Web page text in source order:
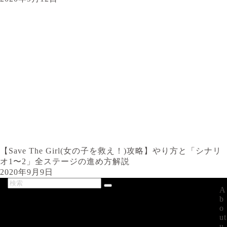
【Save The Girl(女の子を救え！)攻略】やり方と「シナリ
オ1〜2」全ステージの進め方解説
2020年9月9日
A
b
o
ut